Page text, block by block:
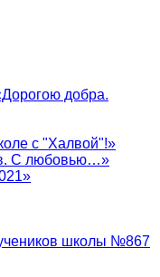
добра.
с "Халвой"!»
С любовью…»
школы №867